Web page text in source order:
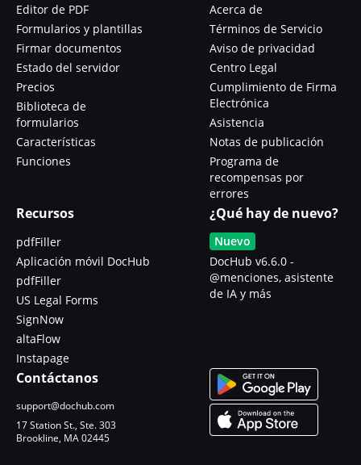
Editor de PDF
Formularios y plantillas
Firmar documentos
Estado del servidor
Precios
Biblioteca de
formularios
Características
Funciones
Acerca de
Términos de Servicio
Aviso de privacidad
Centro Legal
Cumplimiento de Firma
Electrónica
Asistencia
Notas de publicación
Programa de
recompensas por
errores
Recursos
pdfFiller
Aplicación móvil DocHub
pdfFiller
US Legal Forms
SignNow
altaFlow
Instapage
¿Qué hay de nuevo?
Nuevo
DocHub v6.6.0 -
@menciones, asistente
de IA y más
Contáctanos
support@dochub.com
17 Station St., Ste. 303
Brookline, MA 02445